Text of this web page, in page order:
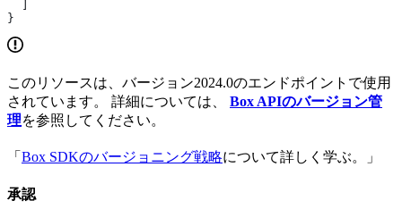
}
このリソースは、バージョン2024.0のエンドポイントで使用
されています。 詳細については、 Box APIのバージョン管
理を参照してください。
「 Box SDKのバージョニング戦略について詳しく学ぶ。」
承認